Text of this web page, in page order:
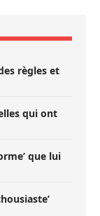
règles et
qui ont
que lui